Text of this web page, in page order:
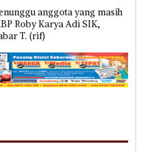
anggota yang masih
Roby Karya Adi SIK,
T. (rif)